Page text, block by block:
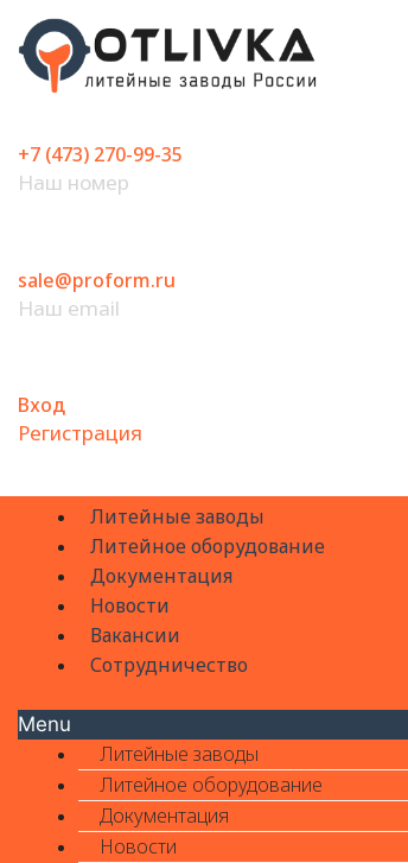
Перейти
содержимому
+7 (473) 270-99-35
Наш номер
sale@proform.ru
Наш email
Вход
Регистрация
Литейные заводы
Литейное оборудование
Документация
Новости
Вакансии
Сотрудничество
Menu
Литейные заводы
Литейное оборудование
Документация
Новости